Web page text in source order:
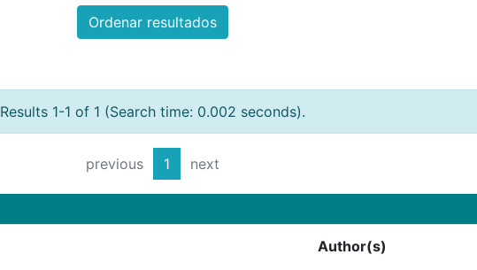
Ordenar resultados
Results 1-1 of 1 (Search time: 0.002 seconds).
previous 1 next
Author(s)